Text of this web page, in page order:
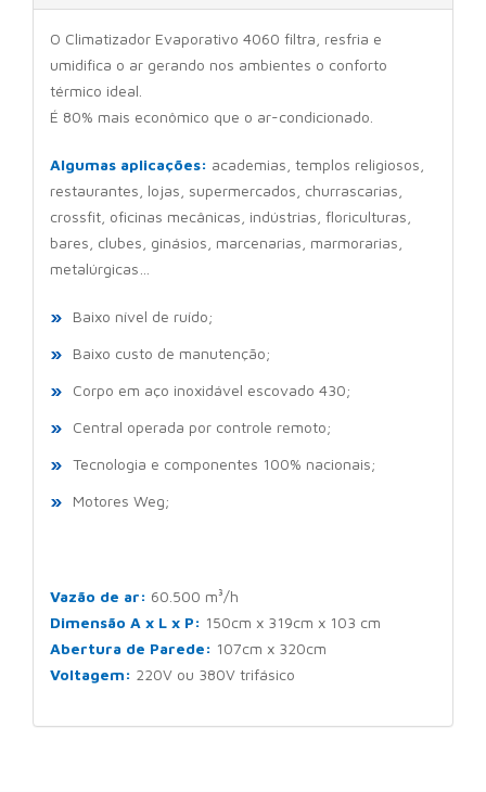
O Climatizador Evaporativo 4060 filtra, resfria e
umidifica o ar gerando nos ambientes o conforto
térmico ideal.
É 80% mais econômico que o ar-condicionado.
Algumas aplicações: academias, templos religiosos,
restaurantes, lojas, supermercados, churrascarias,
crossfit, oficinas mecânicas, indústrias, floriculturas,
bares, clubes, ginásios, marcenarias, marmorarias,
metalúrgicas…
Baixo nível de ruído;
Baixo custo de manutenção;
Corpo em aço inoxidável escovado 430;
Central operada por controle remoto;
Tecnologia e componentes 100% nacionais;
Motores Weg;
Vazão de ar: 60.500 m³/h
Dimensão A x L x P: 150cm x 319cm x 103 cm
Abertura de Parede: 107cm x 320cm
Voltagem: 220V ou 380V trifásico